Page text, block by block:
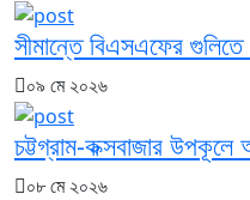
সীমান্তে বিএসএফের গুলিতে
০৯ মে ২০২৬
চট্টগ্রাম-কক্সবাজার
০৮ মে ২০২৬